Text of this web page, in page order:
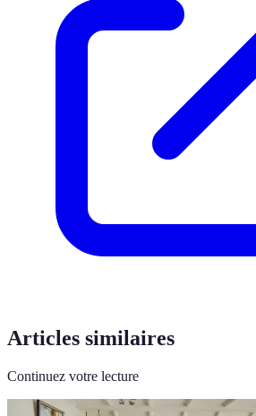
Articles similaires
Continuez votre lecture